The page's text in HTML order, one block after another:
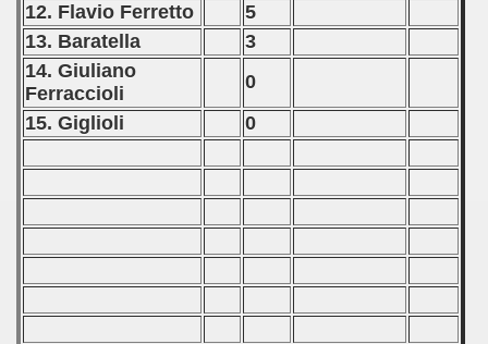
12. Flavio Ferretto
5
13. Baratella
3
14. Giuliano
Ferraccioli
0
15. Giglioli
0